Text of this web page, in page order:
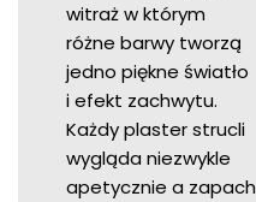
witraż w którym
różne barwy tworzą
jedno piękne światło
i efekt zachwytu.
Każdy plaster strucli
wygląda niezwykle
apetycznie a zapach